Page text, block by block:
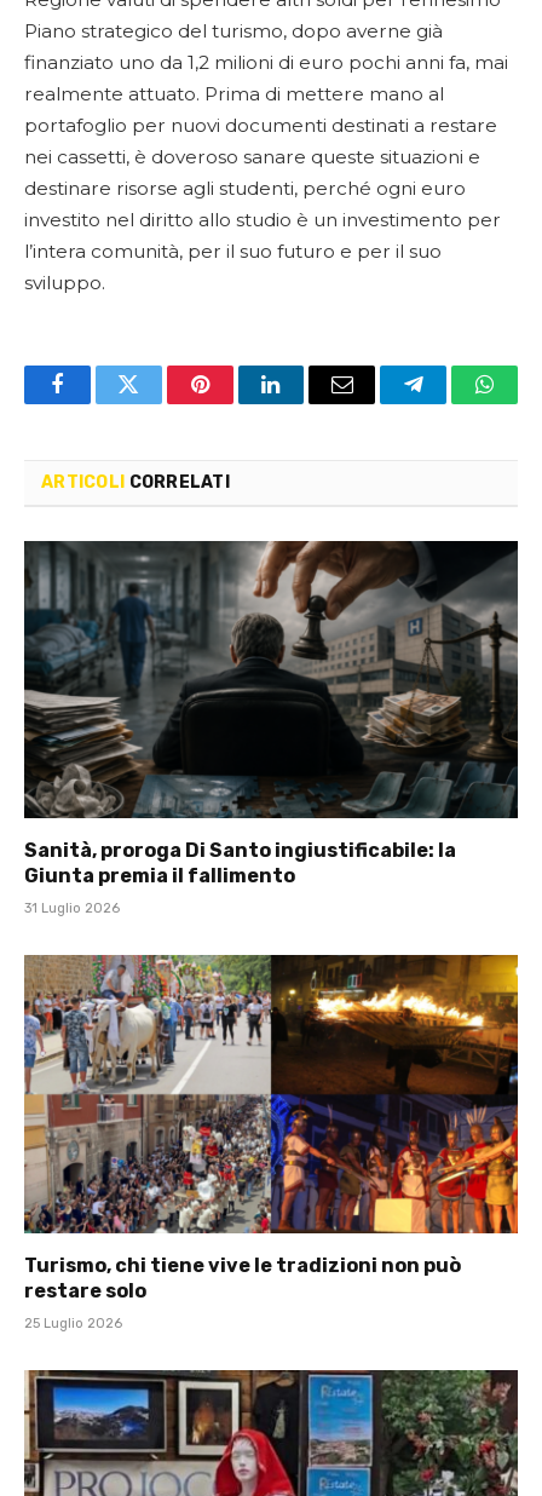
Piano strategico del turismo, dopo averne già
finanziato uno da 1,2 milioni di euro pochi anni fa, mai
realmente attuato. Prima di mettere mano al
portafoglio per nuovi documenti destinati a restare
nei cassetti, è doveroso sanare queste situazioni e
destinare risorse agli studenti, perché ogni euro
investito nel diritto allo studio è un investimento per
l’intera comunità, per il suo futuro e per il suo
sviluppo.
FacebookTwitter PinterestLinkedInEmail Telegram
ARTICOLI CORRELATI
Sanità, proroga Di Santo ingiustificabile: la
Giunta premia il fallimento
31 Luglio 2026
Turismo, chi tiene vive le tradizioni non può
restare solo
25 Luglio 2026